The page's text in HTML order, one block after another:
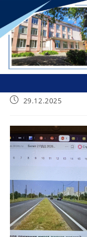
содержимому
Запись29.12.2025